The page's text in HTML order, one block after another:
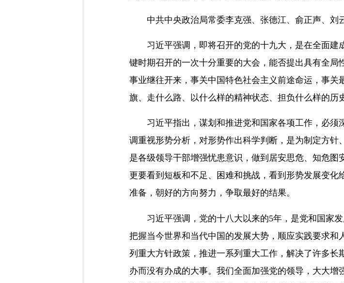
中共中央政治局常委李克强、张德江、俞正声、刘
习近平强调，即将召开的党的十九大，是在全面
键时期召开的一次十分重要的大会，能否提出具有全
事业继往开来，事关中国特色社会主义前途命运，事
旗、走什么路、以什么样的精神状态、担负什么样的历
习近平指出，谋划和推进党和国家各项工作，必
调重视形势分析，对形势作出科学判断，是为制定方针
是各级领导干部增强忧患意识，做到居安思危、知危图
更要看到短板和不足、困难和挑战，看到形势发展变
准备，朝好的方向努力，争取最好的结果。
习近平强调，党的十八大以来的5年，是党和国家
把握当今世界和当代中国的发展大势，顺应实践要求
列重大方针政策，推进一系列重大工作，解决了许多
办而没有办成的大事。我们全面加强党的领导，大大